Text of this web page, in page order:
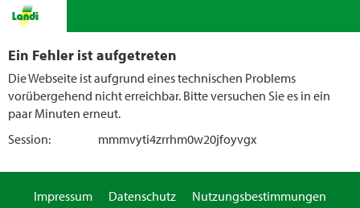
Ein Fehler ist aufgetreten
Die Webseite ist aufgrund eines technischen Problems
vorübergehend nicht erreichbar. Bitte versuchen Sie es in ein
paar Minuten erneut.
Session:
mmmvyti4zrrhm0w20jfoyvgx
Impressum Datenschutz
Nutzungsbestimmungen